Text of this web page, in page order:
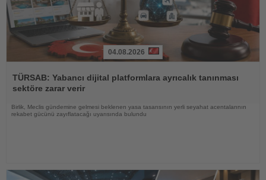
Oku
04.08.2026
TÜRSAB: Yabancı dijital platformlara ayrıcalık tanınması
sektöre zarar verir
Birlik, Meclis gündemine gelmesi beklenen yasa tasarısının yerli seyahat acentalarının
rekabet gücünü zayıflatacağı uyarısında bulundu